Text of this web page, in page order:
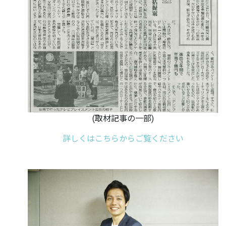
(取材記事の一部)
詳しくはこちらからご覧ください